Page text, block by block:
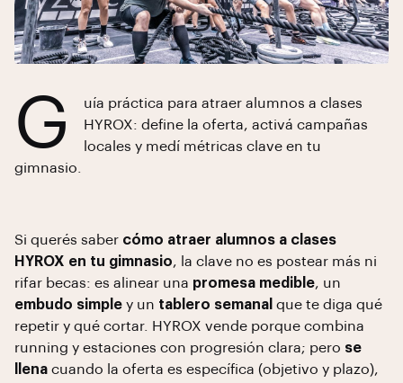
G
uía práctica para atraer alumnos a clases
HYROX: define la oferta, activá campañas
locales y medí métricas clave en tu
gimnasio.
Si querés saber cómo atraer alumnos a clases
HYROX en tu gimnasio, la clave no es postear más ni
rifar becas: es alinear una promesa medible, un
embudo simple y un tablero semanal que te diga qué
repetir y qué cortar. HYROX vende porque combina
running y estaciones con progresión clara; pero se
llena cuando la oferta es específica (objetivo y plazo),